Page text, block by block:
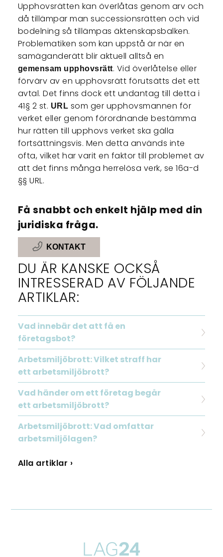
Upphovsrätten kan överlåtas genom arv och
då tillämpar man successionsrätten och vid
bodelning så tillämpas äktenskapsbalken.
Problematiken som kan uppstå är när en
samäganderätt blir aktuell alltså en
gemensam upphovsrätt. Vid överlåtelse eller
förvärv av en upphovsrätt förutsätts det ett
avtal. Det finns dock ett undantag till detta i
41§ 2 st. URL som ger upphovsmannen för
verket eller genom förordnande bestämma
hur rätten till upphovs verket ska gälla
fortsättningsvis. Men detta används inte
ofta, vilket har varit en faktor till problemet av
att det finns många herrelösa verk, se 16a-d
§§ URL.
Få snabbt och enkelt hjälp med din
juridiska fråga.
KONTAKT
DU ÄR KANSKE OCKSÅ
INTRESSERAD AV FÖLJANDE
ARTIKLAR:
Vad innebär det att få en
företagsbot?
Arbetsmiljöbrott: Vilket straff har
ett arbetsmiljöbrott?
Vad händer om ett företag begår
ett arbetsmiljöbrott?
Arbetsmiljöbrott: Vad omfattar
arbetsmiljölagen?
Alla artiklar ›